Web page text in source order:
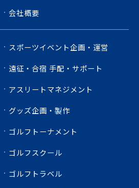
会社概要
スポーツイベント企画・運営
遠征・合宿 手配・サポート
アスリートマネジメント
グッズ企画・製作
ゴルフトーナメント
ゴルフスクール
ゴルフトラベル